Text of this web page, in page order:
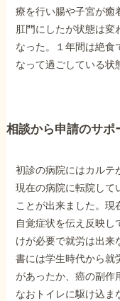
他社と何が違う
当事務所に
受付時間：
療を行い腸や子宮が癒
肛門にしたが状態は変
なった。１年間は絶食
なって過ごしている状
相談から申請のサポ
初診の病院にはカルテ
現在の病院に転院して
ことが出来ました。現
自覚症状を伝え反映し
けが必要で就労は出来
書には学生時代から就
があったか、癌の副作
なおトイレに駆け込ま